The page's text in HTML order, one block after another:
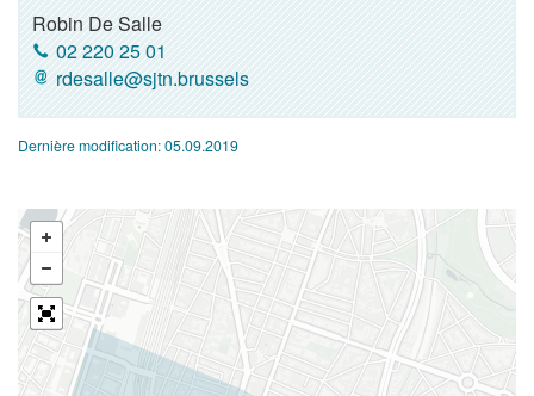
Robin De Salle
02 220 25 01
rdesalle@sjtn.brussels
Dernière modification:05.09.2019